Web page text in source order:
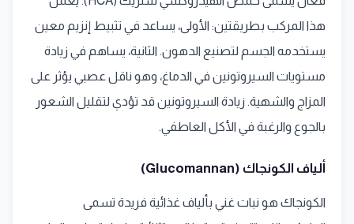
هذا المركب بطريقتين: الأولى، يساعد في تثبيط إنزيم معين
يستخدمه الجسم لتصنيع الدهون. الثانية، يساهم في زيادة
مستويات السيروتونين في الدماغ، وهو ناقل عصبي يؤثر على
المزاج والشهية. زيادة السيروتونين قد تؤدي لتقليل الشعور
بالجوع والرغبة في الأكل العاطفي.
ألياف الكونجاك (Glucomannan)
الكونجاك هو نبات غني بألياف غذائية فريدة تسمى